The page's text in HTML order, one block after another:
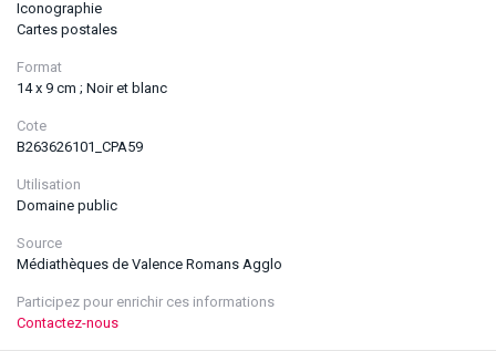
Iconographie
Cartes postales
Format
14 x 9 cm ; Noir et blanc
Cote
B263626101_CPA59
Utilisation
Domaine public
Source
Médiathèques de Valence Romans Agglo
Participez pour enrichir ces informations
Contactez-nous